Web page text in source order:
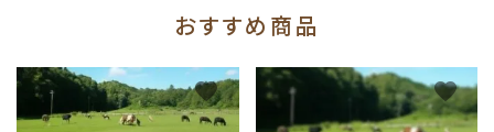
おすすめ商品
favorite favorite